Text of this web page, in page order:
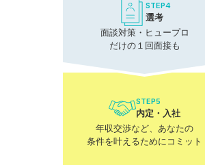
STEP4
選考
面談対策・ヒュープロ
だけの１回面接も
STEP5
内定・入社
年収交渉など、あなたの
条件を叶えるためにコミット